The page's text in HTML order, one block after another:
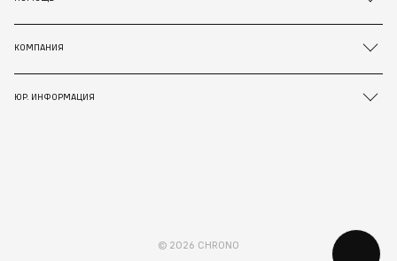
КОМПАНИЯ
ЮР. ИНФОРМАЦИЯ
© 2026 CHRONO